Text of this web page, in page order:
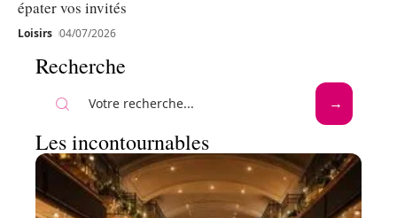
épater vos invités
Loisirs 04/07/2026
Recherche
Les incontournables